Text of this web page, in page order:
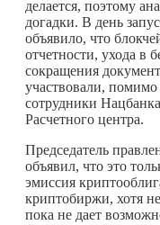
делается, поэтому
догадки. В день
объявило, что
отчетности, ухода в
сокращения
участвовали,
сотрудники
Расчетного центра.
Председатель
объявил, что это
эмиссия
криптобиржи, хотя
пока не дает